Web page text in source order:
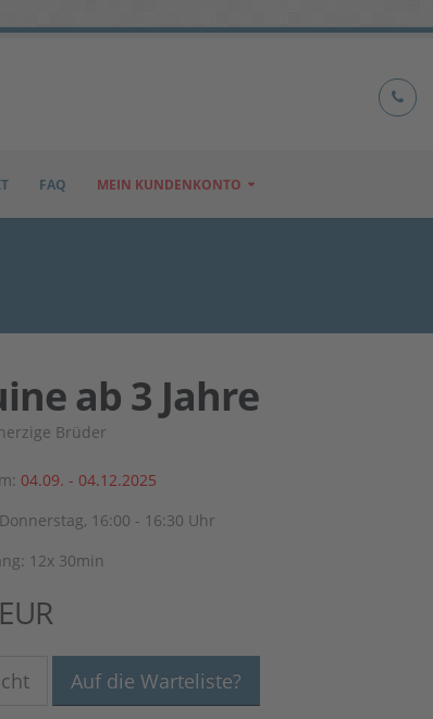
FAQ MEIN KUNDENKONTO
ab 3 Jahre
Brüder
04.09. - 04.12.2025
16:00 - 16:30 Uhr
12x 30min
Auf die Warteliste?